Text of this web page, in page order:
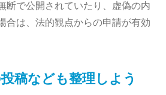
断で公開されていたり、虚偽の内
合は、法的観点からの申請が有効
稿なども整理しよう